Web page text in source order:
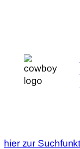
hier zur